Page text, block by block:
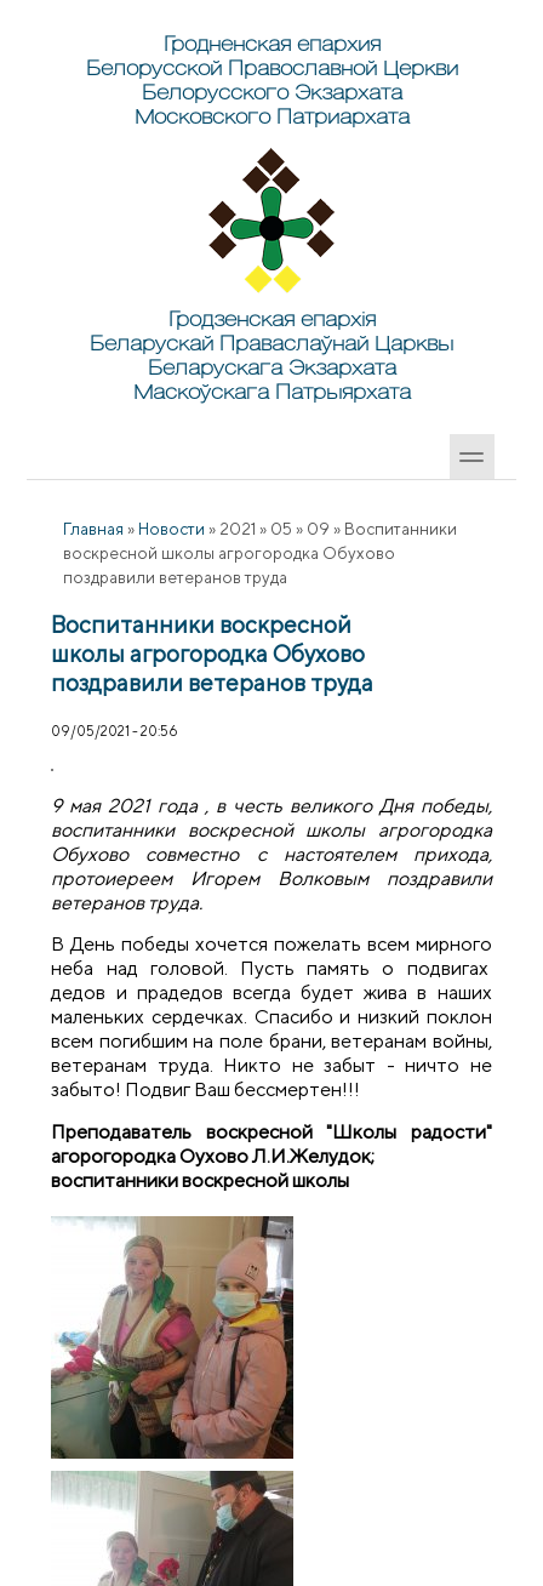
Гродненская епархия
Белорусской Православной Церкви
Белорусского Экзархата
Московского Патриархата
Гродзенская епархія
Беларускай Праваслаўнай Царквы
Беларускага Экзархата
Маскоўскага Патрыярхата
Главная » Новости » 2021 » 05 » 09 » Воспитанники
воскресной школы агрогородка Обухово
поздравили ветеранов труда
Воспитанники воскресной
школы агрогородка Обухово
поздравили ветеранов труда
09/05/2021 - 20:56
9 мая 2021 года , в честь великого Дня победы,
воспитанники воскресной школы агрогородка
Обухово совместно с настоятелем прихода,
протоиереем Игорем Волковым поздравили
ветеранов труда.
В День победы хочется пожелать всем мирного
неба над головой. Пусть память о подвигах
дедов и прадедов всегда будет жива в наших
маленьких сердечках. Спасибо и низкий поклон
всем погибшим на поле брани, ветеранам войны,
ветеранам труда. Никто не забыт - ничто не
забыто! Подвиг Ваш бессмертен!!!
Преподаватель воскресной "Школы радости"
агорогородка Оухово Л.И.Желудок;
воспитанники воскресной школы